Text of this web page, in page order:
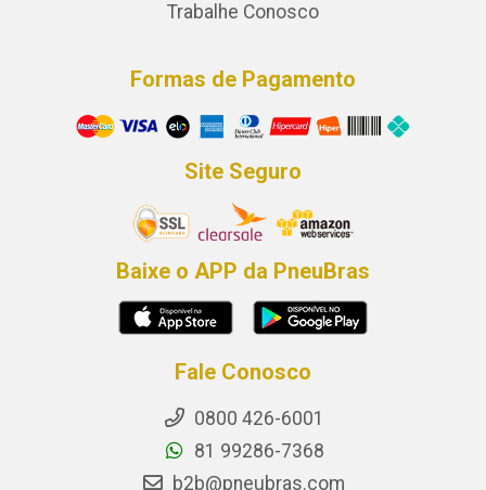
Trabalhe Conosco
Formas de Pagamento
Site Seguro
Baixe o APP da PneuBras
Fale Conosco
0800 426-6001
81 99286-7368
b2b@pneubras.com